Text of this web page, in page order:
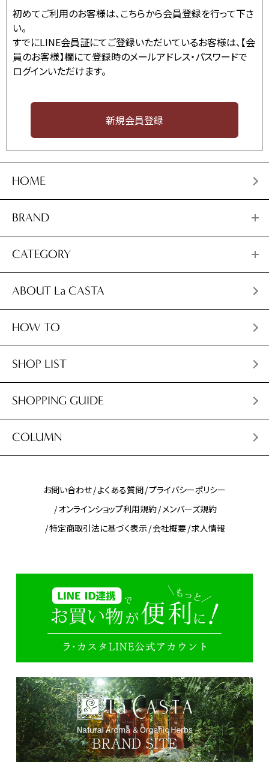
初めてご利用のお客様は、こちらから会員登録を行って下さ
い。
すでにLINE会員証にてご登録いただいているお客様は、【会
員のお客様】欄にて登録時のメールアドレス・パスワードで
ログインいただけます。
HOME
BRAND
CATEGORY
ABOUT La CASTA
HOW TO
SHOP LIST
SHOPPING GUIDE
COLUMN
お問い合わせ よくある質問 プライバシーポリシー
オンラインショップ利用規約 メンバーズ規約
特定商取引法に基づく表示 会社概要 求人情報